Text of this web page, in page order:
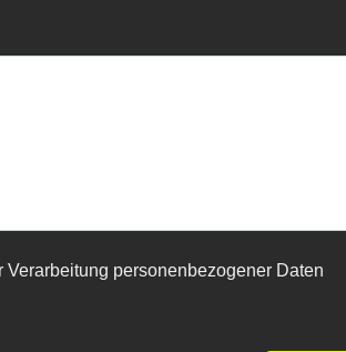
Verarbeitung personenbezogener Daten